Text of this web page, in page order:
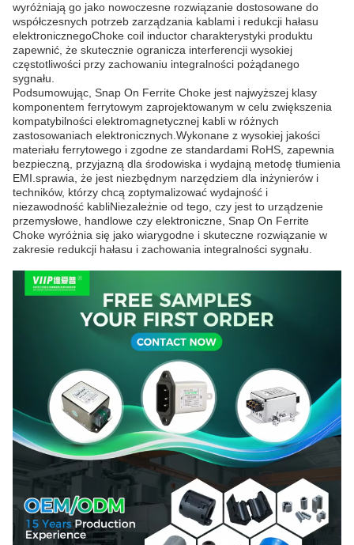
wyróżniają go jako nowoczesne rozwiązanie dostosowane do
współczesnych potrzeb zarządzania kablami i redukcji hałasu
elektronicznegoChoke coil inductor charakterystyki produktu
zapewnić, że skutecznie ogranicza interferencji wysokiej
częstotliwości przy zachowaniu integralności pożądanego
sygnału.
Podsumowując, Snap On Ferrite Choke jest najwyższej klasy
komponentem ferrytowym zaprojektowanym w celu zwiększenia
kompatybilności elektromagnetycznej kabli w różnych
zastosowaniach elektronicznych.Wykonane z wysokiej jakości
materiału ferrytowego i zgodne ze standardami RoHS, zapewnia
bezpieczną, przyjazną dla środowiska i wydajną metodę tłumienia
EMI.sprawia, że jest niezbędnym narzędziem dla inżynierów i
techników, którzy chcą zoptymalizować wydajność i
niezawodność kabliNiezależnie od tego, czy jest to urządzenie
przemysłowe, handlowe czy elektroniczne, Snap On Ferrite
Choke wyróżnia się jako wiarygodne i skuteczne rozwiązanie w
zakresie redukcji hałasu i zachowania integralności sygnału.